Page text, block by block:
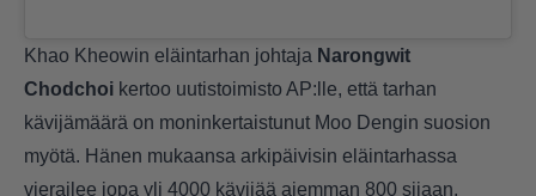
Khao Kheowin eläintarhan johtaja Narongwit
Chodchoi kertoo uutistoimisto AP:lle, että tarhan
kävijämäärä on moninkertaistunut Moo Dengin suosion
myötä. Hänen mukaansa arkipäivisin eläintarhassa
vierailee jopa yli 4000 kävijää aiemman 800 sijaan.